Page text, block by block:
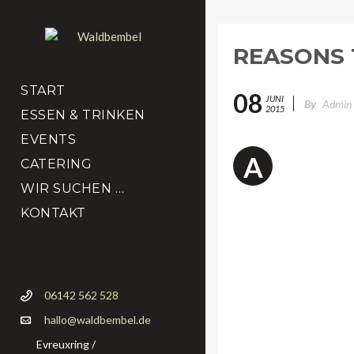
START
ESSEN & TRINKEN
EVENTS
CATERING
WIR SUCHEN …
KONTAKT
06142 562 528
hallo@waldbembel.de
Evreuxring /
08 JUNI
2015
By Admin
A